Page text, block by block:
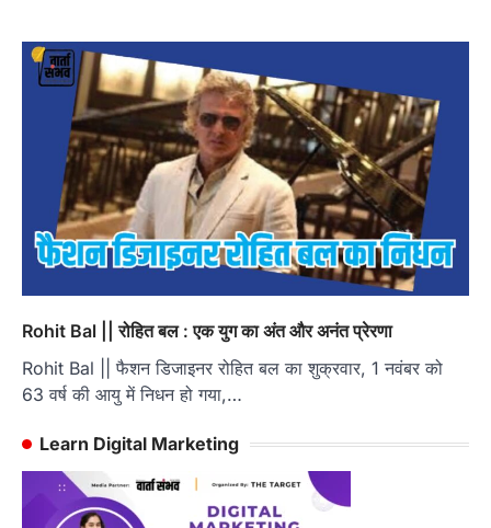
Rohit Bal || रोहित बल : एक युग का अंत और अनंत प्रेरणा
Rohit Bal || फैशन डिजाइनर रोहित बल का शुक्रवार, 1 नवंबर को
63 वर्ष की आयु में निधन हो गया,…
Learn Digital Marketing